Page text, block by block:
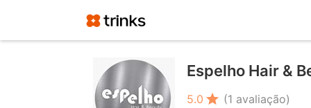
Espelho Hair &
5.0 star (1 avaliação)